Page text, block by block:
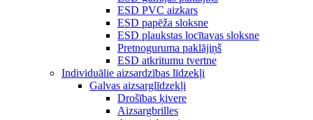
ESD PVC aizkars
ESD papēža sloksne
ESD plaukstas locītavas sloksne
Pretnoguruma paklājiņš
ESD atkritumu tvertne
Individuālie aizsardzības līdzekļi
Galvas aizsarglīdzekļi
Drošības ķivere
Aizsargbrilles